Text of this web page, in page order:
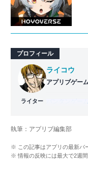
プロフィール
ライター
ライコウ
アプリブゲー
バンタンゲー
ゲームだけで
くして面白さ
ーへと転向。
執筆：アプリブ編集部
※ この記事はアプリの最新バ
※ 情報の反映には最大で2週